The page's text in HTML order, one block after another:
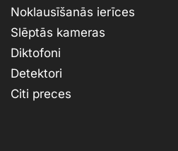
Noklausīšanās ierīces
Slēptās kameras
Diktofoni
Detektori
Citi preces